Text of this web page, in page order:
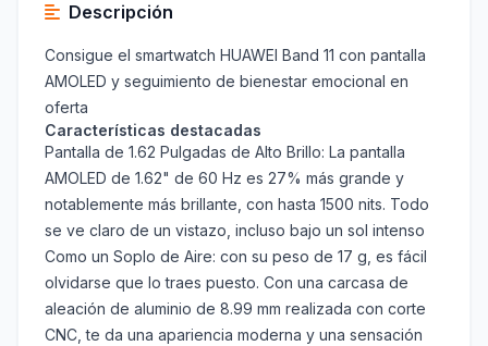
Descripción
Consigue el smartwatch HUAWEI Band 11 con pantalla
AMOLED y seguimiento de bienestar emocional en
oferta
Características destacadas
Pantalla de 1.62 Pulgadas de Alto Brillo: La pantalla
AMOLED de 1.62" de 60 Hz es 27% más grande y
notablemente más brillante, con hasta 1500 nits. Todo
se ve claro de un vistazo, incluso bajo un sol intenso
Como un Soplo de Aire: con su peso de 17 g, es fácil
olvidarse que lo traes puesto. Con una carcasa de
aleación de aluminio de 8.99 mm realizada con corte
CNC, te da una apariencia moderna y una sensación